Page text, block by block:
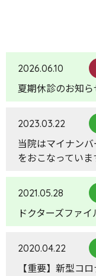
2026.06.10
夏期休診のお知ら
2023.03.22
当院はマイナン
をおこなっていま
2021.05.28
ドクターズファ
2020.04.22
【重要】新型コ